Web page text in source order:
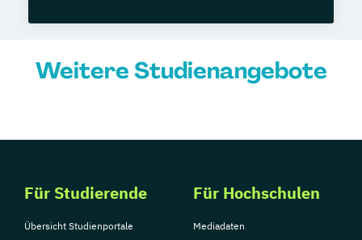
Weitere Studienangebote
Für Studierende
Übersicht Studienportale
Für Hochschulen
Mediadaten